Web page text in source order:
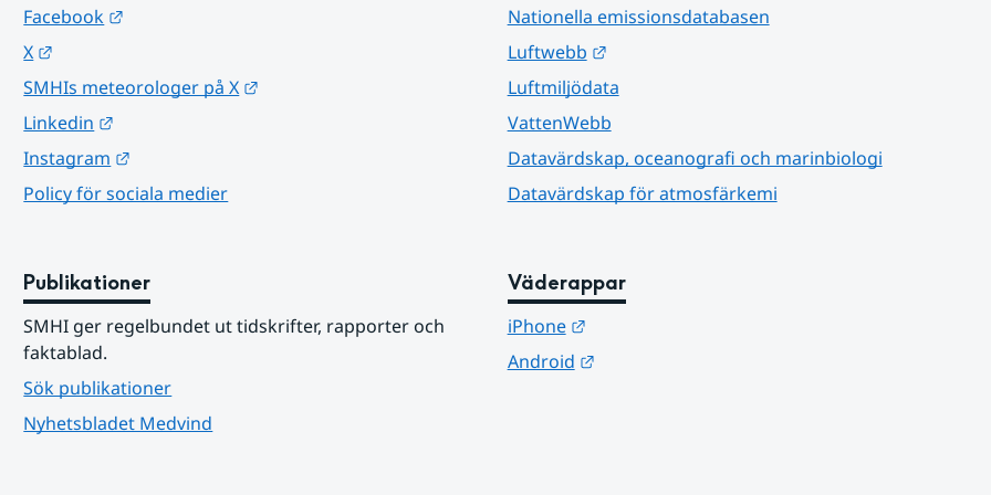
Facebook
X
SMHIs meteorologer på X
Linkedin
Instagram
Policy för sociala medier
Nationella emissionsdatabasen
Luftwebb
Länk till annan webbplats.
Luftmiljödata
VattenWebb
Datavärdskap, oceanografi och marinbiologi
Datavärdskap för atmosfärkemi
Publikationer
SMHI ger regelbundet ut tidskrifter, rapporter och
faktablad.
Sök publikationer
Nyhetsbladet Medvind
Väderappar
iPhone
Länk till annan webbplats.
Android
Länk till annan webbplats.